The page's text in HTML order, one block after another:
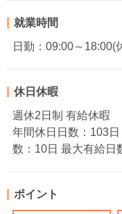
就業時間
日勤：09:00～18:00(
休日休暇
週休2日制 有給休暇
年間休日日数：103
数：10日 最大有給日
ポイント